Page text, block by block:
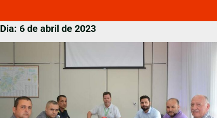
Dia: 6 de abril de 2023